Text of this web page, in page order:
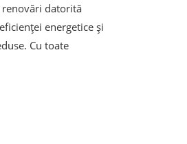
datorită
energetice și
Cu toate